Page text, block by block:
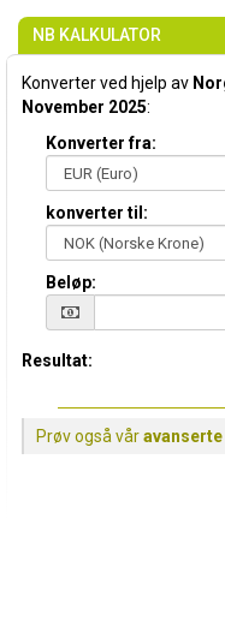
NB KALKULATOR
Konverter ved hjelp av
November 2025:
Konverter fra:
konverter til:
Beløp:
Resultat:
Prøv også vår